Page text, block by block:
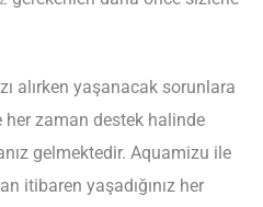
alırken yaşanacak sorunlara
her zaman destek halinde
gelmektedir. Aquamizu ile
itibaren yaşadığınız her